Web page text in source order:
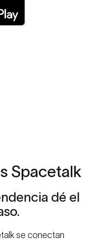
Spacetalk
dé el
se conectan